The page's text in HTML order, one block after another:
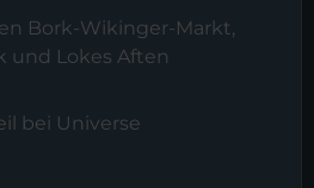
Bork-Wikinger-Markt,
und Lokes Aften
bei Universe